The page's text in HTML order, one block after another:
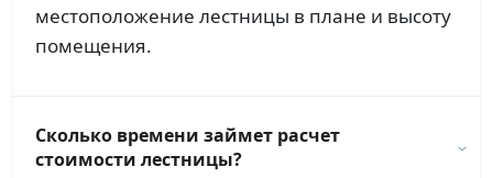
местоположение лестницы в плане и высоту
помещения.
Сколько времени займет расчет
стоимости лестницы?